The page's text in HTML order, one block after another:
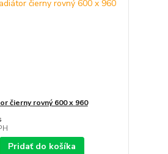
čierny rovný 600 x 960
Pridať do košíka